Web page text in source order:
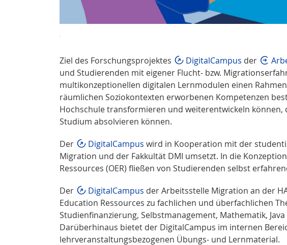
Ziel des Forschungsprojektes DigitalCampus der
und Studierenden mit eigener Flucht- bzw.
multikonzeptionellen digitalen Lernmodulen einen
räumlichen Soziokontexten erworbenen Kompetenzen
Hochschule transformieren und weiterentwickeln
Studium absolvieren können.
Der
DigitalCampus wird in Kooperation mit der
Migration und der Fakkultät DMI umsetzt. In die
Ressources (OER) fließen von Studierenden selbst
Der
DigitalCampus der Arbeitsstelle Migration an der
Education Ressources zu fachlichen und überfachlichen
Studienfinanzierung, Selbstmanagement, Mathematik,
Darüberhinaus bietet der DigitalCampus im internen
lehrveranstaltungsbezogenen Übungs- und Lernmaterial.